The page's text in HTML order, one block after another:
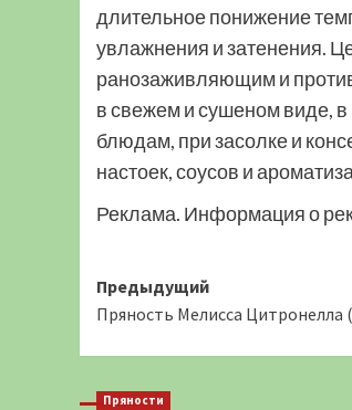
длительное понижение
увлажнения и затенения.
ранозаживляющим и
в свежем и сушеном виде,
блюдам, при засолке и
настоек, соусов и
Реклама. Информация о
Навигация
записи
Предыдущий
Пряность Мелисса Цитронелла
Пряности